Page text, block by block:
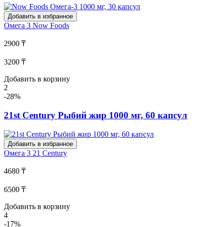
Добавить в избранное
Омега 3 Now Foods
2900 ₸
3200 ₸
Добавить в корзину
2
-28%
21st Century Рыбий жир 1000 мг, 60 капсул
Добавить в избранное
Омега 3 21 Century
4680 ₸
6500 ₸
Добавить в корзину
4
-17%